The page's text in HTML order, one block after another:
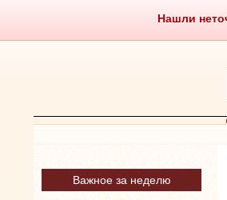
Нашли
Важное за неделю